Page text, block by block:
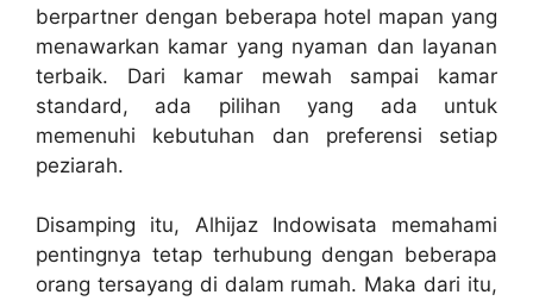
berpartner dengan beberapa hotel mapan yang
menawarkan kamar yang nyaman dan layanan
terbaik. Dari kamar mewah sampai kamar
standard, ada pilihan yang ada untuk
memenuhi kebutuhan dan preferensi setiap
peziarah.
Disamping itu, Alhijaz Indowisata memahami
pentingnya tetap terhubung dengan beberapa
orang tersayang di dalam rumah. Maka dari itu,